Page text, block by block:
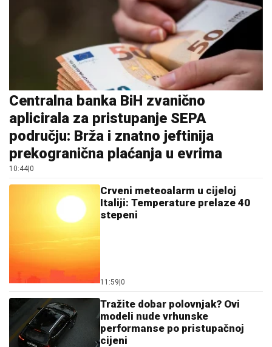
Centralna banka BiH zvanično
aplicirala za pristupanje SEPA
području: Brža i znatno jeftinija
prekogranična plaćanja u evrima
10:44 0
Crveni meteoalarm u cijeloj
Italiji: Temperature prelaze 40
stepeni
11:59 0
Tražite dobar polovnjak? Ovi
modeli nude vrhunske
performanse po pristupačnoj
cijeni